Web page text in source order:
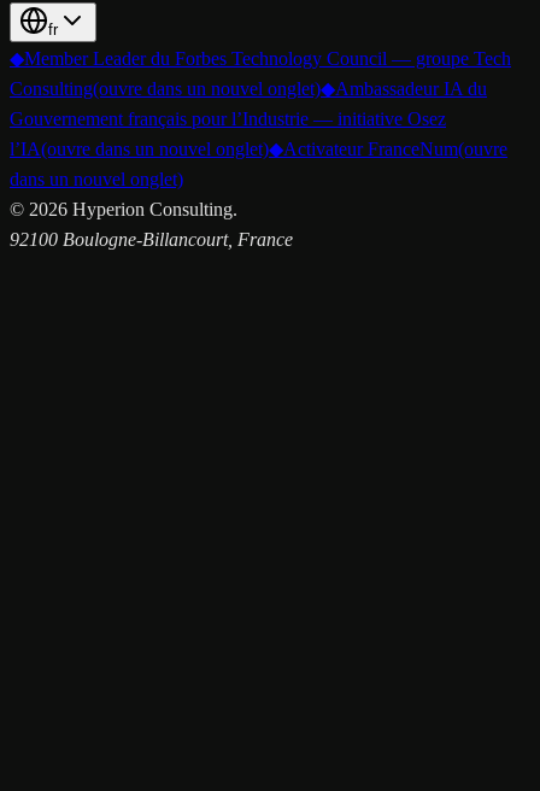
fr
◆Member Leader du Forbes Technology Council — groupe Tech
Consulting(ouvre dans un nouvel onglet)◆Ambassadeur IA du
Gouvernement français pour l’Industrie — initiative Osez
l’IA(ouvre dans un nouvel onglet)◆Activateur FranceNum(ouvre
dans un nouvel onglet)
© 2026 Hyperion Consulting.
92100 Boulogne-Billancourt, France